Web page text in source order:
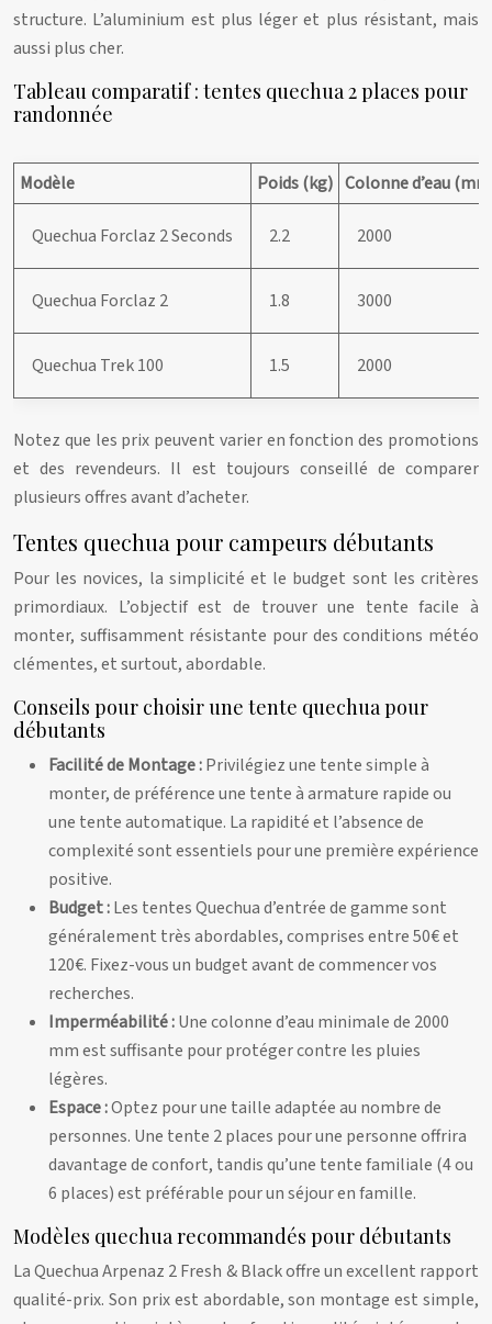
structure. L’aluminium est plus léger et plus résistant, mais
aussi plus cher.
Tableau comparatif : tentes quechua 2 places pour
randonnée
Modèle Poids (kg) Colonne d’eau
Quechua Forclaz 2 Seconds 2.2 2000
Quechua Forclaz 2 1.8 3000
Quechua Trek 100 1.5 2000
Notez que les prix peuvent varier en fonction des promotions
et des revendeurs. Il est toujours conseillé de comparer
plusieurs offres avant d’acheter.
Tentes quechua pour campeurs débutants
Pour les novices, la simplicité et le budget sont les critères
primordiaux. L’objectif est de trouver une tente facile à
monter, suffisamment résistante pour des conditions météo
clémentes, et surtout, abordable.
Conseils pour choisir une tente quechua pour
débutants
Facilité de Montage :Privilégiez une tente simple à
monter, de préférence une tente à armature rapide ou
une tente automatique. La rapidité et l’absence de
complexité sont essentiels pour une première expérience
positive.
Budget :Les tentes Quechua d’entrée de gamme sont
généralement très abordables, comprises entre 50€ et
120€. Fixez-vous un budget avant de commencer vos
recherches.
Imperméabilité :Une colonne d’eau minimale de 2000
mm est suffisante pour protéger contre les pluies
légères.
Espace :Optez pour une taille adaptée au nombre de
personnes. Une tente 2 places pour une personne offrira
davantage de confort, tandis qu’une tente familiale (4 ou
6 places) est préférable pour un séjour en famille.
Modèles quechua recommandés pour débutants
La Quechua Arpenaz 2 Fresh & Black offre un excellent rapport
qualité-prix. Son prix est abordable, son montage est simple,